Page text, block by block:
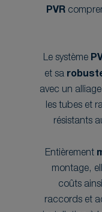
PVR
Le système
et sa
avec un
les tubes et
résistants
Entièrement
montage,
coûts
raccords et